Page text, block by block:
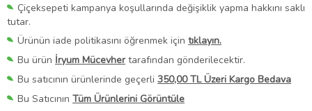
Çiçeksepeti kampanya koşullarında değişiklik yapma hakkını saklı
tutar.
Ürünün iade politikasını öğrenmek için tıklayın.
Bu ürün İryum Mücevher tarafından gönderilecektir.
Bu satıcının ürünlerinde geçerli 350,00 TL Üzeri Kargo Bedava
Bu Satıcının Tüm Ürünlerini Görüntüle